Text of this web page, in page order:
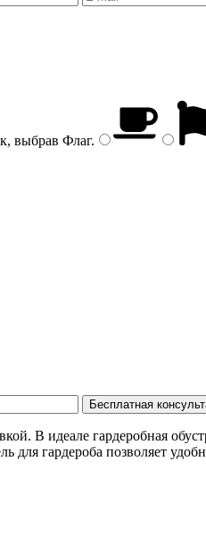
выбрав Флаг.
В идеале гардеробная
для гардероба позволяет